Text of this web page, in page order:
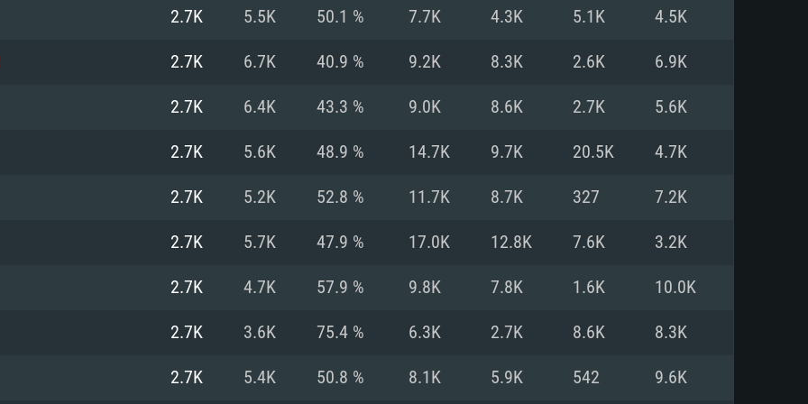
11: AMD
660. La
le jeu est de
Recommandée
Carte graphique supportant DirectX 11 ou plus et
drivers: Nvidia GeForce 1060 et plus, Radeon RX
570 et plus.
Connection: Connexion Internet à haut débit
supportés)
(Mac), ou
minimale
Recommandée
ne sont pas supportés)
Mémoire: 8 GB
Carte graphique: Radeon Vega II ou plus avec
support de Metal
Connection: Connexion Internet à haut débit
les derniers
pour AMD
Recommandée
Carte graphique: NVIDIA 1060 avec les derniers
drivers (moins de 6 mois) / de même pour AMD
(Radeon RX 570) avec les derniers drivers de
2.7K 5.5K 50.1 % 7.7K 4.3K 5.1K 4.5K
2.7K 6.7K 40.9 % 9.2K 8.3K 2.6K 6.9K
2.7K 6.4K 43.3 % 9.0K 8.6K 2.7K 5.6K
2.7K 5.6K 48.9 % 14.7K 9.7K 20.5K 4.7K
2.7K 5.2K 52.8 % 11.7K 8.7K 327 7.2K
2.7K 5.7K 47.9 % 17.0K 12.8K 7.6K 3.2K
2.7K 4.7K 57.9 % 9.8K 7.8K 1.6K 10.0K
2.7K 3.6K 75.4 % 6.3K 2.7K 8.6K 8.3K
2.7K 5.4K 50.8 % 8.1K 5.9K 542 9.6K